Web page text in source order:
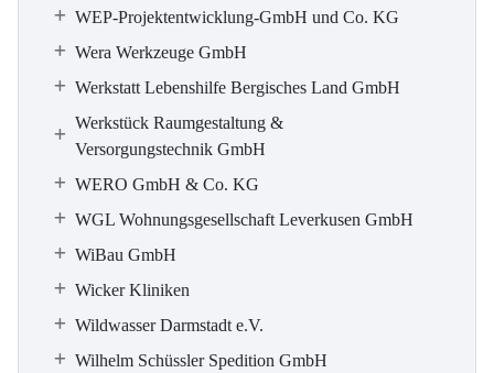
WEP-Projektentwicklung-GmbH und Co. KG
Wera Werkzeuge GmbH
Werkstatt Lebenshilfe Bergisches Land GmbH
Werkstück Raumgestaltung &
Versorgungstechnik GmbH
WERO GmbH & Co. KG
WGL Wohnungsgesellschaft Leverkusen GmbH
WiBau GmbH
Wicker Kliniken
Wildwasser Darmstadt e.V.
Wilhelm Schüssler Spedition GmbH